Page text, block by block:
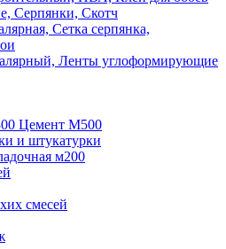
Серпянки, Скотч
Сетка серпянка,
Ленты углоформирующие
Цемент М500
и штукатурки
м200
смесей